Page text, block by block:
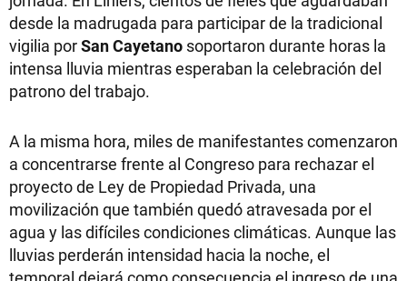
desde la madrugada para participar de la tradicional
vigilia porSan Cayetano soportaron durante horas la
intensa lluvia mientras esperaban la celebración del
patrono del trabajo.
A la misma hora, miles de manifestantes comenzaron
a concentrarse frente al Congreso para rechazar el
proyecto de Ley de Propiedad Privada, una
movilización que también quedó atravesada por el
agua y las difíciles condiciones climáticas. Aunque las
lluvias perderán intensidad hacia la noche, el